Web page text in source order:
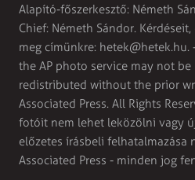
Alapító-főszerkesztő: Németh
Chief: Németh Sándor.
meg címünkre: hetek@hetek.hu.
the AP photo service may not
redistributed without the prior
Associated Press. All Rights
fotóit nem lehet leközölni vagy
előzetes írásbeli felhatalmazása
Associated Press - minden jog